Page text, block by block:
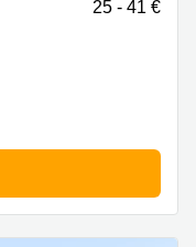
25 - 41 €